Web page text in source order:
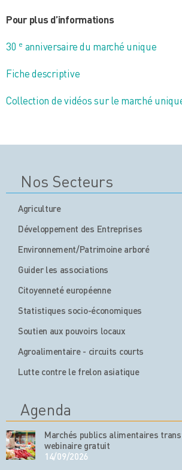
Pour plus d’informations
30 e anniversaire du marché unique
Fiche descriptive
Collection de vidéos sur le marché
Nos Secteurs
Agriculture
Développement des Entreprises
Environnement/Patrimoine arboré
Guider les associations
Citoyenneté européenne
Statistiques socio-économiques
Soutien aux pouvoirs locaux
Agroalimentaire - circuits courts
Lutte contre le frelon asiatique
Agenda
Marchés publics alimentaires
webinaire gratuit
14/09/2026